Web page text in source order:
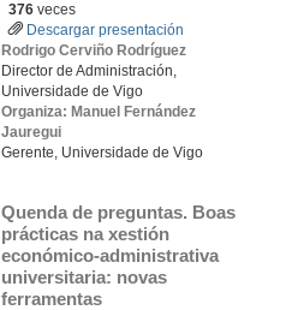
376 veces
Descargar presentación
Rodrigo Cerviño Rodríguez
Director de Administración,
Universidade de Vigo
Organiza: Manuel Fernández
Jauregui
Gerente, Universidade de Vigo
Quenda de preguntas. Boas
prácticas na xestión
económico-administrativa
universitaria: novas
ferramentas